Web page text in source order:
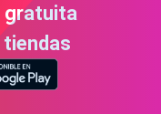
gratuita